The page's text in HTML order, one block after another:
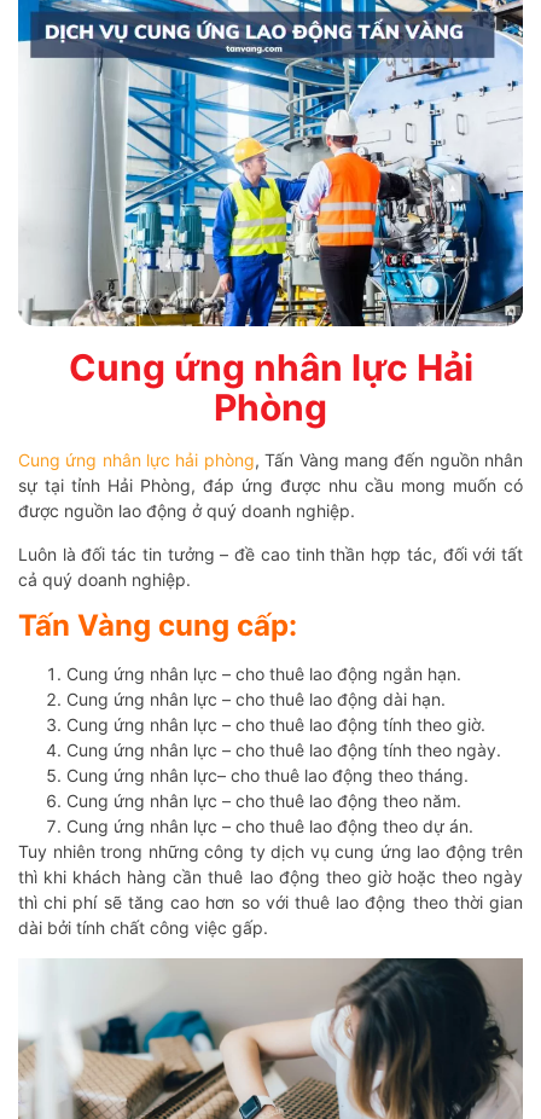
Cung ứng nhân lực Hải
Phòng
Cung ứng nhân lực hải phòng, Tấn Vàng mang đến nguồn nhân
sự tại tỉnh Hải Phòng, đáp ứng được nhu cầu mong muốn có
được nguồn lao động ở quý doanh nghiệp.
Luôn là đối tác tin tưởng – đề cao tinh thần hợp tác, đối với tất
cả quý doanh nghiệp.
Tấn Vàng cung cấp:
Cung ứng nhân lực – cho thuê lao động ngắn hạn.
Cung ứng nhân lực – cho thuê lao động dài hạn.
Cung ứng nhân lực – cho thuê lao động tính theo giờ.
Cung ứng nhân lực – cho thuê lao động tính theo ngày.
Cung ứng nhân lực– cho thuê lao động theo tháng.
Cung ứng nhân lực – cho thuê lao động theo năm.
Cung ứng nhân lực – cho thuê lao động theo dự án.
Tuy nhiên trong những công ty dịch vụ cung ứng lao động trên
thì khi khách hàng cần thuê lao động theo giờ hoặc theo ngày
thì chi phí sẽ tăng cao hơn so với thuê lao động theo thời gian
dài bởi tính chất công việc gấp.